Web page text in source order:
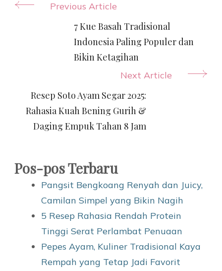
Post
Navigation
Previous Article
7 Kue Basah Tradisional
Indonesia Paling Populer dan
Bikin Ketagihan
Next Article
Resep Soto Ayam Segar 2025:
Rahasia Kuah Bening Gurih &
Daging Empuk Tahan 8 Jam
Pos-pos Terbaru
Pangsit Bengkoang Renyah dan Juicy,
Camilan Simpel yang Bikin Nagih
5 Resep Rahasia Rendah Protein
Tinggi Serat Perlambat Penuaan
Pepes Ayam, Kuliner Tradisional Kaya
Rempah yang Tetap Jadi Favorit